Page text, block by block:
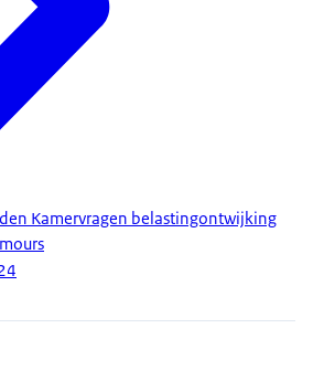
Kamervragen belastingontwijking